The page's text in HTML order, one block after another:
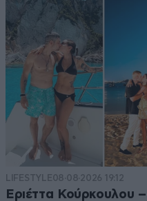
LIFESTYLE08·08·2026 19:12
Εριέττα Κούρκουλου